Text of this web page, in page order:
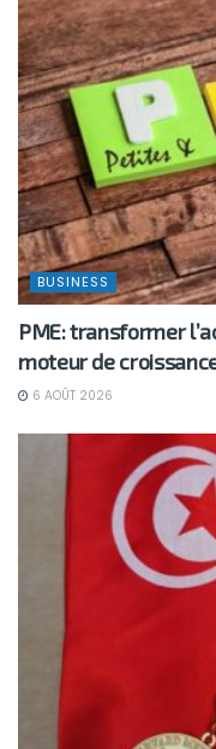
BUSINESS
PME: transformer
moteur de
6 AOÛT 2026